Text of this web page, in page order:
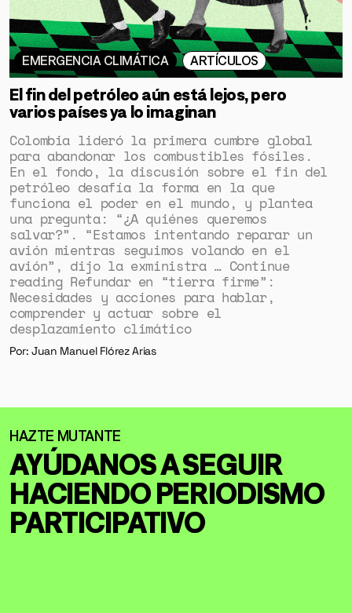
EMERGENCIA CLIMÁTICA ARTÍCULOS
El fin del petróleo aún está lejos, pero
varios países ya lo imaginan
Colombia lideró la primera cumbre global
para abandonar los combustibles fósiles.
En el fondo, la discusión sobre el fin del
petróleo desafía la forma en la que
funciona el poder en el mundo, y plantea
una pregunta: “¿A quiénes queremos
salvar?”. “Estamos intentando reparar un
avión mientras seguimos volando en el
avión”, dijo la exministra … Continue
reading Refundar en “tierra firme”:
Necesidades y acciones para hablar,
comprender y actuar sobre el
desplazamiento climático
Por: Juan Manuel Flórez Arias
AYÚDANOS A SEGUIR
HACIENDOPERIODISMO
PARTICIPATIVO